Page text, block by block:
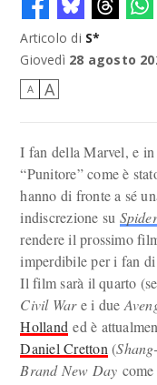
Articolo di S*
Giovedì 28 agosto
A A
I fan della Marvel, e
“Punitore” come è
hanno di fronte a sé
indiscrezione su
rendere il prossimo
imperdibile per i fan
Il film sarà il quarto
Civil Ware i due
Holland ed è
Daniel Cretton (
Brand New Day